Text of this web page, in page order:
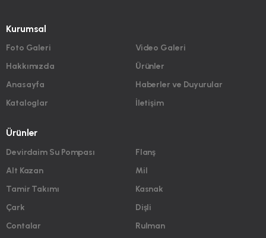
Kurumsal
Foto Galeri
Hakkımızda
Anasayfa
Kataloglar
Video Galeri
Ürünler
Haberler ve Duyurular
İletişim
Ürünler
Devirdaim Su Pompası
Alt Kazan
Tamir Takımı
Çark
Contalar
Flanş
Mil
Kasnak
Dişli
Rulman